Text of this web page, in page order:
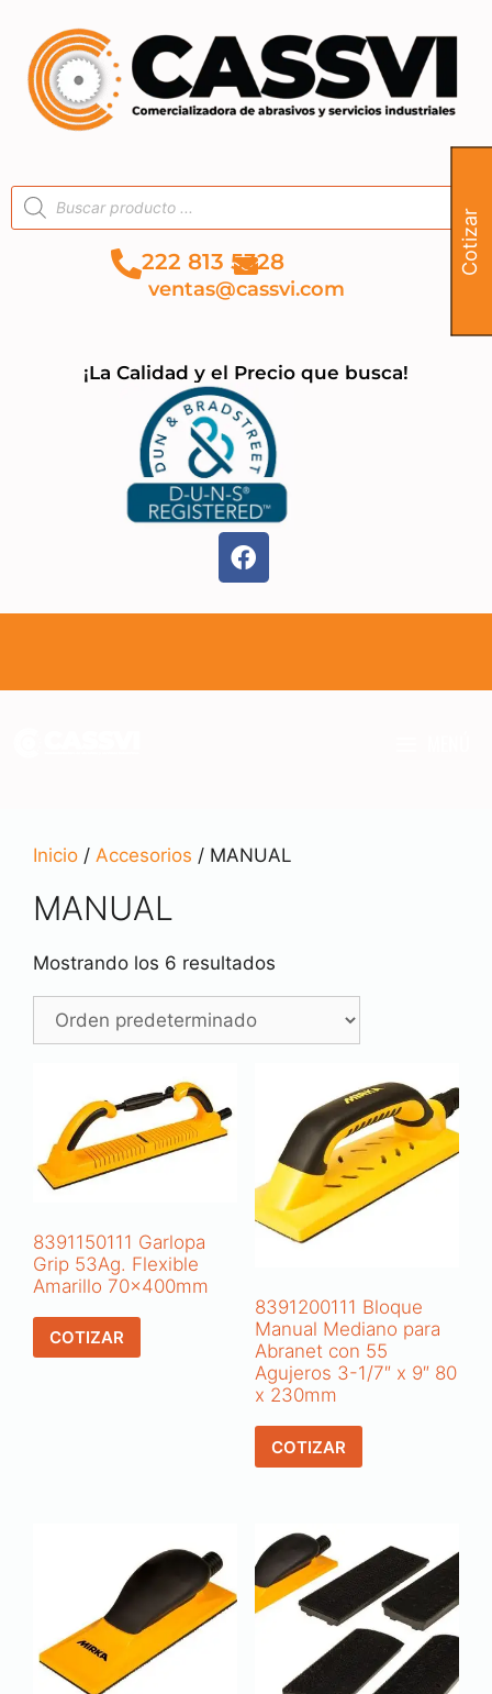
222 813 5328
¡La Calidad y el Precio que busca!
ventas@cassvi.com
Inicio / Accesorios / MANUAL
MANUAL
Mostrando los 6 resultados
8391150111 Garlopa
Grip 53Ag. Flexible
Amarillo 70x400mm
COTIZAR
8391200111 Bloque
Manual Mediano para
Abranet con 55
Agujeros 3-1/7″ x 9″ 80
x 230mm
COTIZAR
Cotizar